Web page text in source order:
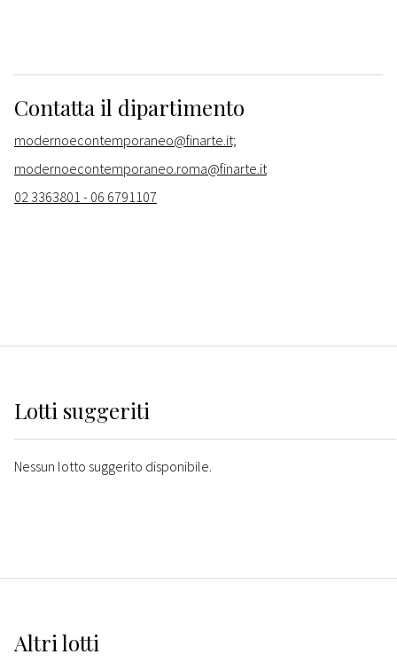
Contatta il dipartimento
modernoecontemporaneo@finarte.it;
modernoecontemporaneo.roma@finarte.it
02 3363801 - 06 6791107
Lotti suggeriti
Nessun lotto suggerito disponibile.
Altrilotti